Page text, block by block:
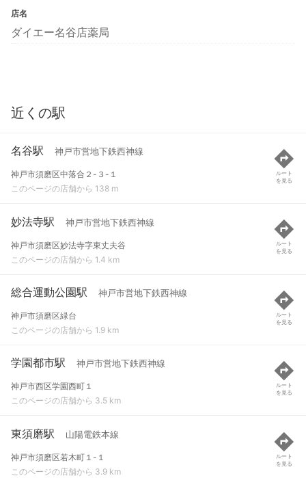
店名
ダイエー名谷店薬局
近くの駅
名谷駅 神戸市営地下鉄西神線
神戸市須磨区中落合２-３-１
このページの店舗から 138 m
ルート
を見る
妙法寺駅 神戸市営地下鉄西神線
神戸市須磨区妙法寺字東丈夫谷
このページの店舗から 1.4 km
ルート
を見る
総合運動公園駅 神戸市営地下鉄西神線
神戸市須磨区緑台
このページの店舗から 1.9 km
ルート
を見る
学園都市駅 神戸市営地下鉄西神線
神戸市西区学園西町１
このページの店舗から 3.5 km
ルート
を見る
東須磨駅 山陽電鉄本線
神戸市須磨区若木町１-１
このページの店舗から 3.9 km
ルート
を見る